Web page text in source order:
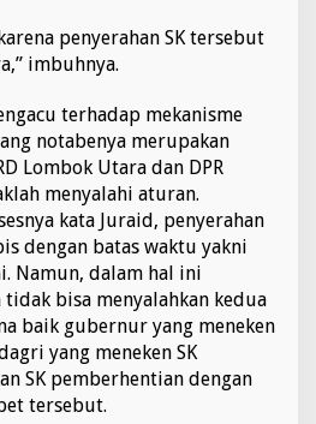
penyerahan SK tersebut
imbuhnya.
terhadap mekanisme
notabenya merupakan
Lombok Utara dan DPR
menyalahi aturan.
kata Juraid, penyerahan
dengan batas waktu yakni
Namun, dalam hal ini
tidak bisa menyalahkan kedua
baik gubernur yang meneken
yang meneken SK
SK pemberhentian dengan
tersebut.